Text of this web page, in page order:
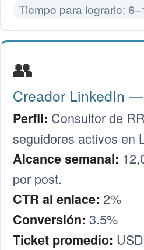
Tiempo para lograrlo:
👥
Creador LinkedIn
Perfil: Consultor de
seguidores activos en
Alcance semanal:
por post.
CTR al enlace: 2%
Conversión: 3.5%
Ticket promedio: